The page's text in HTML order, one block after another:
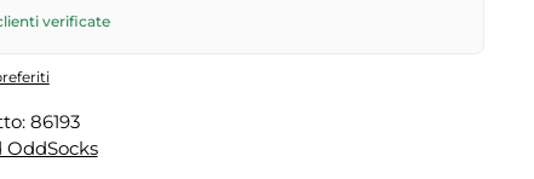
verificate
86193
OddSocks